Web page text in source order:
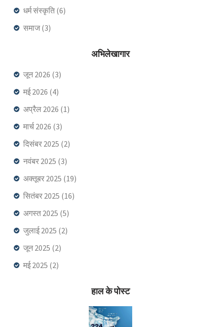
धर्म संस्कृति (6)
समाज(3)
अभिलेखागार
जून 2026 (3)
मई 2026 (4)
अप्रैल 2026 (1)
मार्च 2026 (3)
दिसंबर 2025 (2)
नवंबर 2025 (3)
अक्तूबर 2025 (19)
सितंबर 2025 (16)
अगस्त 2025 (5)
जुलाई 2025 (2)
जून 2025 (2)
मई 2025 (2)
हाल के पोस्ट